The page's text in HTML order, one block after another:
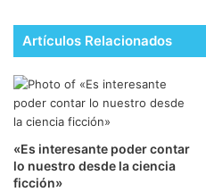
Artículos Relacionados
​«Es interesante poder contar
lo nuestro desde la ciencia
ficción»